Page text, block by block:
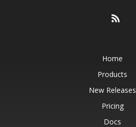
Home
Products
New Releases
Pricing
Docs